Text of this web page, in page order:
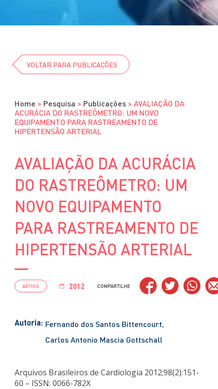
VOLTAR PARA PUBLICAÇÕES
Home > Pesquisa > Publicações > AVALIAÇÃO DA
ACURÁCIA DO RASTREÔMETRO: UM NOVO
EQUIPAMENTO PARA RASTREAMENTO DE
HIPERTENSÃO ARTERIAL
AVALIAÇÃO DA ACURÁCIA
DO RASTREÔMETRO: UM
NOVO EQUIPAMENTO
PARA RASTREAMENTO DE
HIPERTENSÃO ARTERIAL
ARTIGO 2012 COMPARTILHE
Autoria: Fernando dos Santos Bittencourt
Carlos Antonio Mascia Gottschall
Arquivos Brasileiros de Cardiologia 2012;98(2):151-
60 – ISSN: 0066-782X